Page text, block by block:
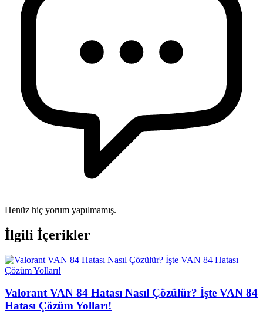
Henüz hiç yorum yapılmamış.
İlgili İçerikler
Valorant VAN 84 Hatası Nasıl Çözülür? İşte VAN 84
Hatası Çözüm Yolları!